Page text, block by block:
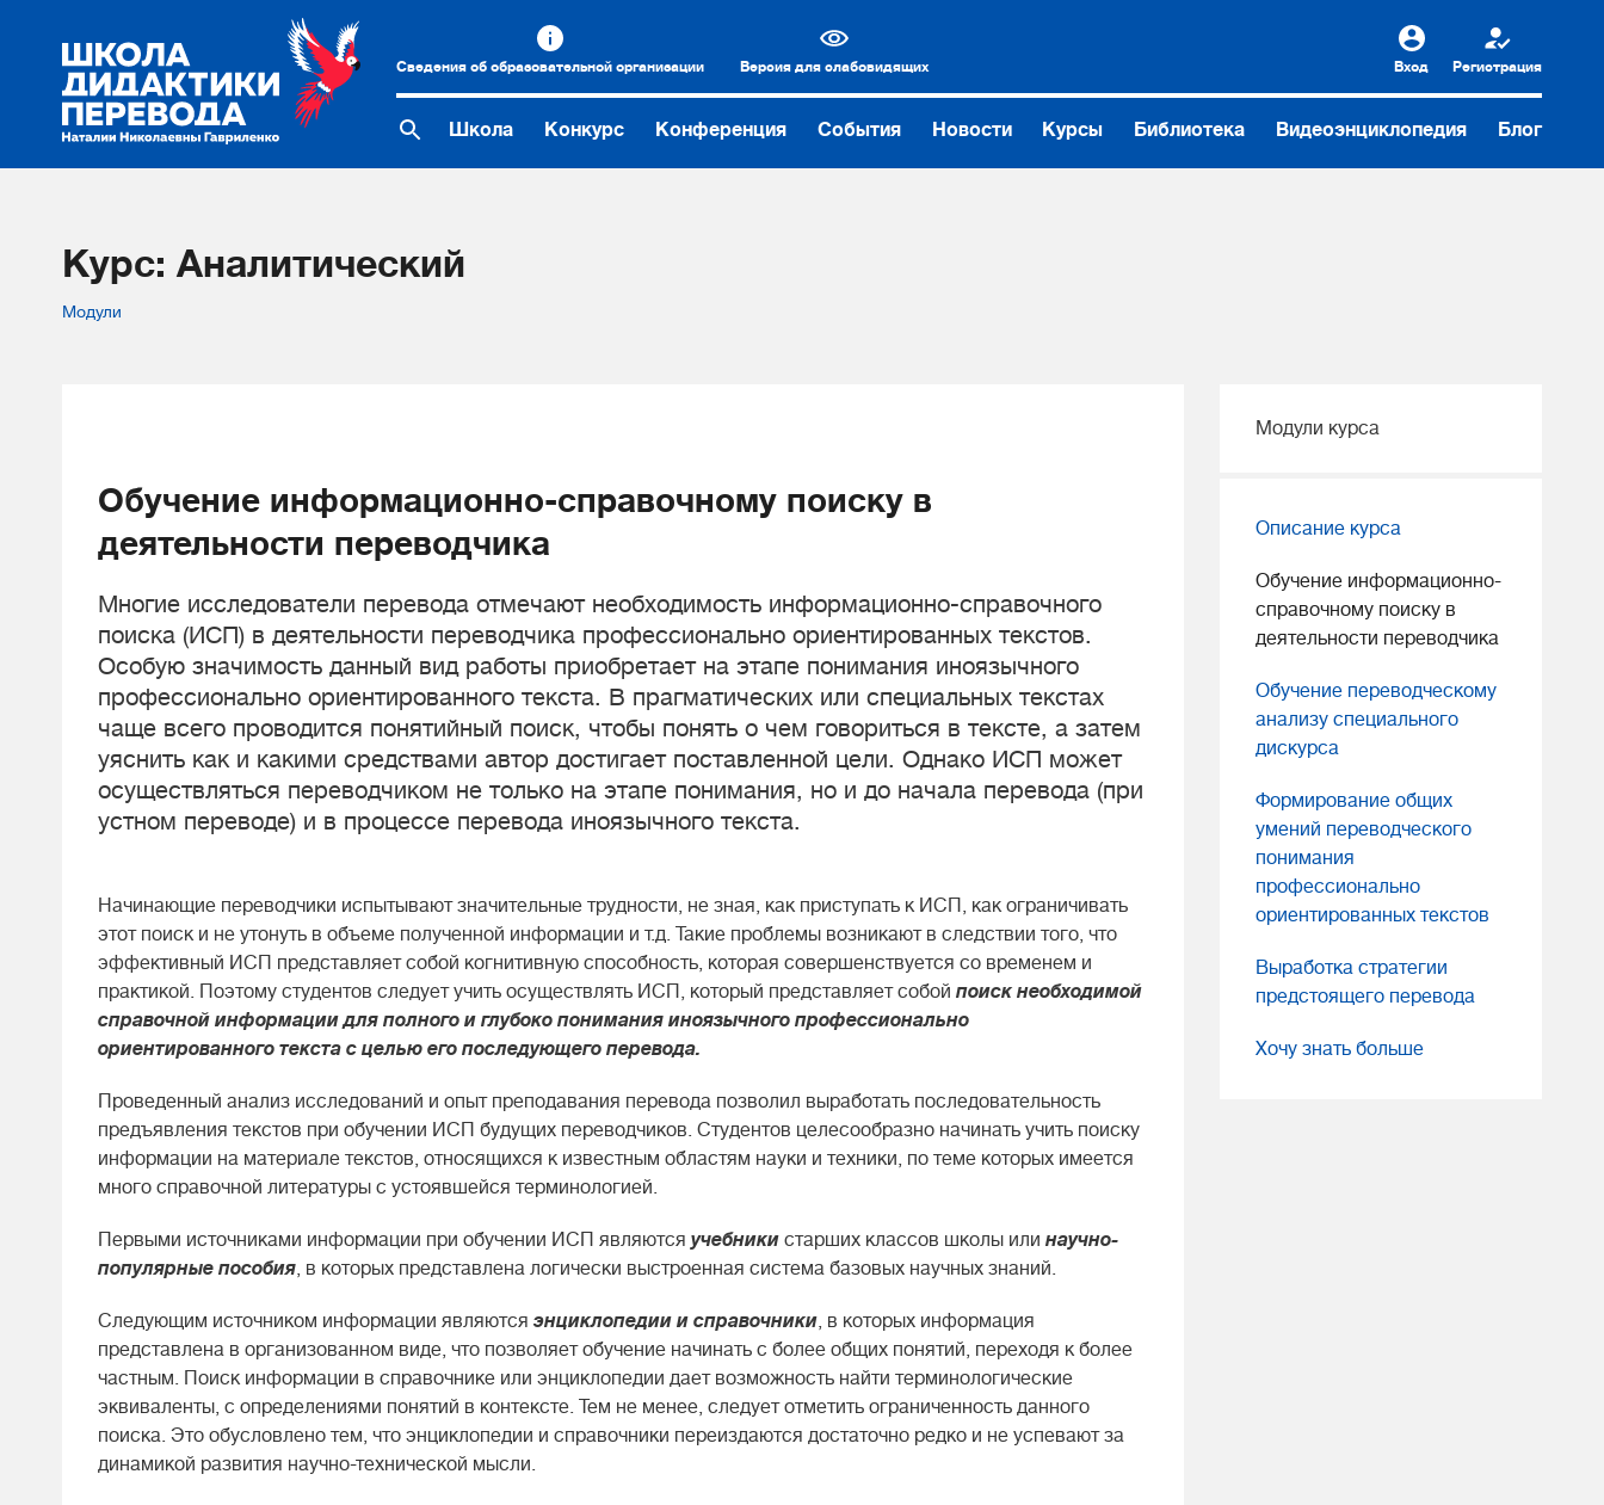
Сведения об образовательной организации Версия для слабовидящих Вход Регистрация
Школа Конкурс Конференция События Новости Курсы Библиотека Видеоэнциклопедия Блог
Курс: Аналитический
Модули
Обучение информационно-справочному поиску в
деятельности переводчика
Многие исследователи перевода отмечают необходимость информационно-справочного
поиска (ИСП) в деятельности переводчика профессионально ориентированных текстов.
Особую значимость данный вид работы приобретает на этапе понимания иноязычного
профессионально ориентированного текста. В прагматических или специальных текстах
чаще всего проводится понятийный поиск, чтобы понять о чем говориться в тексте, а затем
уяснить как и какими средствами автор достигает поставленной цели. Однако ИСП может
осуществляться переводчиком не только на этапе понимания, но и до начала перевода (при
устном переводе) и в процессе перевода иноязычного текста.
Начинающие переводчики испытывают значительные трудности, не зная, как приступать к ИСП, как ограничивать
этот поиск и не утонуть в объеме полученной информации и т.д. Такие проблемы возникают в следствии того, что
эффективный ИСП представляет собой когнитивную способность, которая совершенствуется со временем и
практикой. Поэтому студентов следует учить осуществлять ИСП, который представляет собой поиск необходимой
справочной информации для полного и глубоко понимания иноязычного профессионально
ориентированного текста с целью его последующего перевода.
Проведенный анализ исследований и опыт преподавания перевода позволил выработать последовательность
предъявления текстов при обучении ИСП будущих переводчиков. Студентов целесообразно начинать учить поиску
информации на материале текстов, относящихся к известным областям науки и техники, по теме которых имеется
много справочной литературы с устоявшейся терминологией.
Первыми источниками информации при обучении ИСП являются учебники старших классов школы или научно-
популярные пособия, в которых представлена логически выстроенная система базовых научных знаний.
Следующим источником информации являются энциклопедии и справочники, в которых информация
представлена в организованном виде, что позволяет обучение начинать с более общих понятий, переходя к более
частным. Поиск информации в справочнике или энциклопедии дает возможность найти терминологические
эквиваленты, с определениями понятий в контексте. Тем не менее, следует отметить ограниченность данного
поиска. Это обусловлено тем, что энциклопедии и справочники переиздаются достаточно редко и не успевают за
динамикой развития научно-технической мысли.
Модули курса
Описание курса
Обучение информационно-
справочному поиску в
деятельности переводчика
Обучение переводческому
анализу специального
дискурса
Формирование общих
умений переводческого
понимания
профессионально
ориентированных текстов
Выработка стратегии
предстоящего перевода
Хочу знать больше